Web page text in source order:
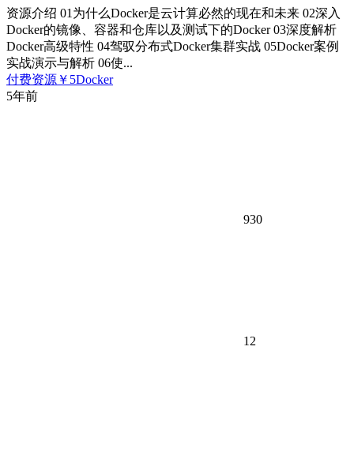
资源介绍 01为什么Docker是云计算必然的现在和未来 02深入
Docker的镜像、容器和仓库以及测试下的Docker 03深度解析
Docker高级特性 04驾驭分布式Docker集群实战 05Docker案例
实战演示与解析 06使...
付费资源 ￥ 5Docker
5年前
930
12